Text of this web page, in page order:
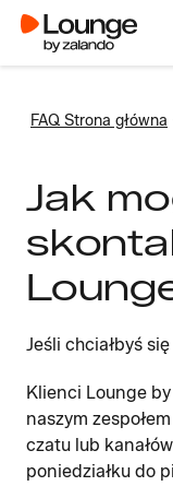
FAQ Strona główna
Jak
Jeśli chciałbyś
Klienci Lounge
naszym
czatu lub
poniedziałku do